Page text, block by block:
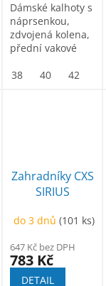
Dámské kalhoty s
náprsenkou,
zdvojená kolena,
přední vakové
kapsa na...
38 40 42
Zahradníky CXS
SIRIUS
černo-žlutá
do 3 dnů(101 ks)
647 Kč bez DPH
783 Kč
DETAIL